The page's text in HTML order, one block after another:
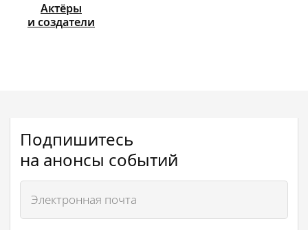
Актёры
и создатели
Подпишитесь
на анонсы событий